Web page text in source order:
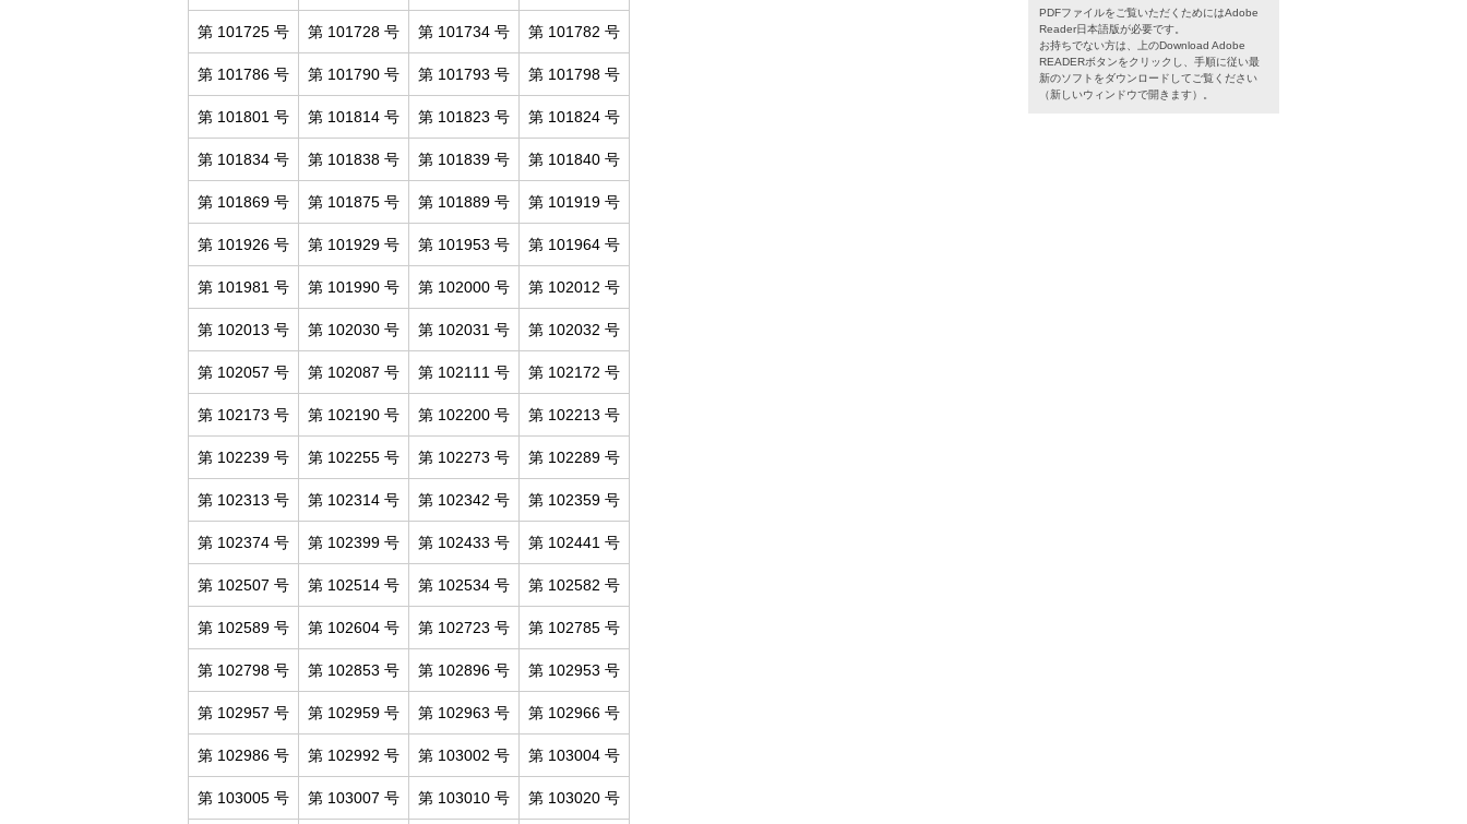
第 101725 号 第 101728 号 第 101734 号 第 101782 号
第 101786 号 第 101790 号 第 101793 号 第 101798 号
第 101801 号 第 101814 号 第 101823 号 第 101824 号
第 101834 号 第 101838 号 第 101839 号 第 101840 号
第 101869 号 第 101875 号 第 101889 号 第 101919 号
第 101926 号 第 101929 号 第 101953 号 第 101964 号
第 101981 号 第 101990 号 第 102000 号 第 102012 号
第 102013 号 第 102030 号 第 102031 号 第 102032 号
第 102057 号 第 102087 号 第 102111 号 第 102172 号
第 102173 号 第 102190 号 第 102200 号 第 102213 号
第 102239 号 第 102255 号 第 102273 号 第 102289 号
第 102313 号 第 102314 号 第 102342 号 第 102359 号
第 102374 号 第 102399 号 第 102433 号 第 102441 号
第 102507 号 第 102514 号 第 102534 号 第 102582 号
第 102589 号 第 102604 号 第 102723 号 第 102785 号
第 102798 号 第 102853 号 第 102896 号 第 102953 号
第 102957 号 第 102959 号 第 102963 号 第 102966 号
第 102986 号 第 102992 号 第 103002 号 第 103004 号
第 103005 号 第 103007 号 第 103010 号 第 103020 号
PDFファイルをご覧いただくためにはAdobe
Reader日本語版が必要です。
お持ちでない方は、上のDownload Adobe
READERボタンをクリックし、手順に従い最
新のソフトをダウンロードしてご覧ください
（新しいウィンドウで開きます）。